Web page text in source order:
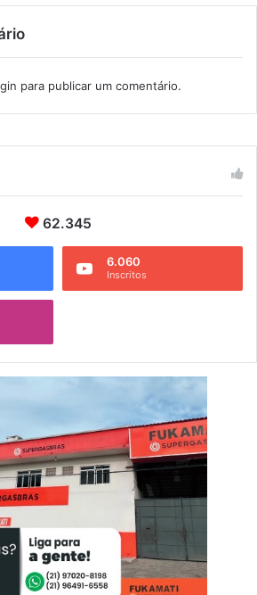
para publicar um comentário.
62.345
6.060
Inscritos